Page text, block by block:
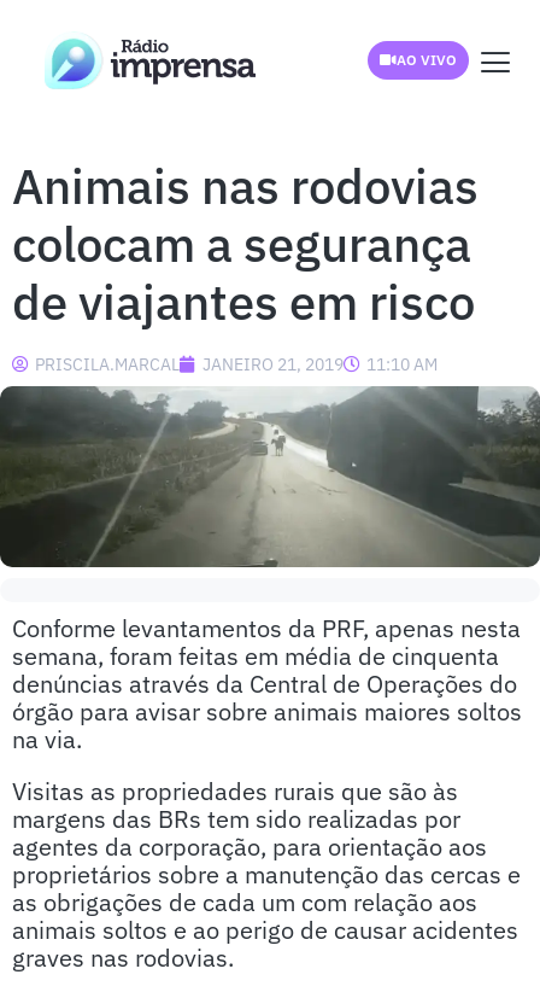
AO VIVO
Animais nas rodovias
colocam a segurança
de viajantes em risco
PRISCILA.MARCAL JANEIRO 21, 2019 11:10 AM
Conforme levantamentos da PRF, apenas nesta
semana, foram feitas em média de cinquenta
denúncias através da Central de Operações do
órgão para avisar sobre animais maiores soltos
na via.
Visitas as propriedades rurais que são às
margens das BRs tem sido realizadas por
agentes da corporação, para orientação aos
proprietários sobre a manutenção das cercas e
as obrigações de cada um com relação aos
animais soltos e ao perigo de causar acidentes
graves nas rodovias.